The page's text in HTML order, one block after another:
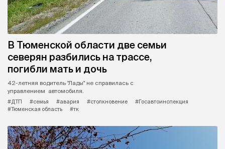
В Тюменской области две семьи
северян разбились на трассе,
погибли мать и дочь
42-летняя водитель "Лады" не справилась с
управлением автомобиля.
#ДТП
#семья #авария #столкновение
#Госавтоинспекция
#Тюменская область
#тк